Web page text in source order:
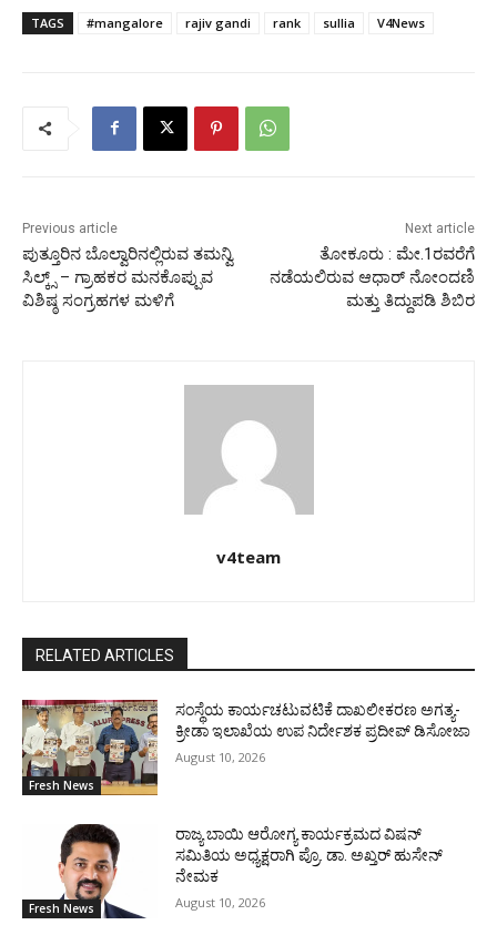
TAGS #mangalore rajiv gandi rank sullia V4News
Previous article
ಪುತ್ತೂರಿನ ಬೊಲ್ವಾರಿನಲ್ಲಿರುವ ತಮನ್ವಿ
ಸಿಲ್ಕ್ಸ್ – ಗ್ರಾಹಕರ ಮನಕೊಪ್ಪುವ
ವಿಶಿಷ್ಠ ಸಂಗ್ರಹಗಳ ಮಳಿಗೆ
Next article
ತೋಕೂರು : ಮೇ.1ರವರೆಗೆ
ನಡೆಯಲಿರುವ ಆಧಾರ್ ನೋಂದಣಿ
ಮತ್ತು ತಿದ್ದುಪಡಿ ಶಿಬಿರ
v4team
RELATED ARTICLES
Fresh News
ಸಂಸ್ಥೆಯ ಕಾರ್ಯಚಟುವಟಿಕೆ ದಾಖಲೀಕರಣ ಅಗತ್ಯ-
ಕ್ರೀಡಾ ಇಲಾಖೆಯ ಉಪ ನಿರ್ದೇಶಕ ಪ್ರದೀಪ್ ಡಿಸೋಜಾ
August 10, 2026
Fresh News
ರಾಜ್ಯ ಬಾಯಿ ಆರೋಗ್ಯ ಕಾರ್ಯಕ್ರಮದ ವಿಷನ್
ಸಮಿತಿಯ ಅಧ್ಯಕ್ಷರಾಗಿ ಪ್ರೊ. ಡಾ. ಅಖ್ತರ್ ಹುಸೇನ್
ನೇಮಕ
August 10, 2026